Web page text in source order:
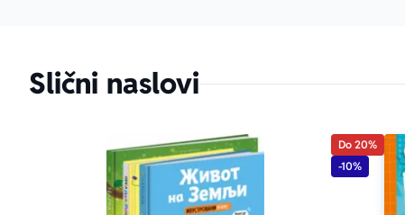
Slični naslovi
Do 20%
-10%